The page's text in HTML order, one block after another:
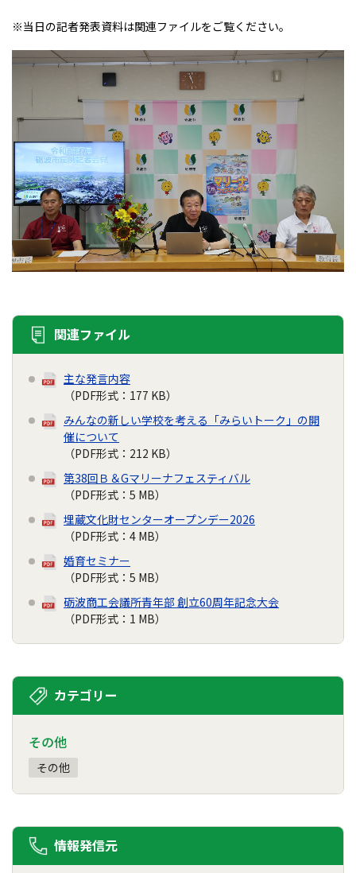
※当日の記者発表資料は関連ファイルをご覧ください。
関連ファイル
主な発言内容
（PDF形式：177 KB）
みんなの新しい学校を考える「みらいトーク」の開
催について
（PDF形式：212 KB）
第38回Ｂ＆Gマリーナフェスティバル
（PDF形式：5 MB）
埋蔵文化財センターオープンデー2026
（PDF形式：4 MB）
婚育セミナー
（PDF形式：5 MB）
砺波商工会議所青年部 創立60周年記念大会
（PDF形式：1 MB）
カテゴリー
その他
その他
情報発信元